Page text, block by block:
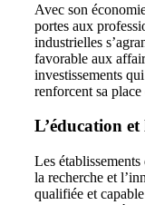
Avec son
portes aux
industrielles
favorable aux
investissements
renforcent sa
L’éducation
Les
la recherche et
qualifiée et